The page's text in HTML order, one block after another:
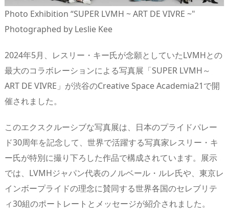
Photo Exhibition “SUPER LVMH ~ ART DE VIVRE ~"
Photographed by Leslie Kee
2024年5月、レスリー・キー氏が念願としていたLVMHとの
最大のコラボレーションによる写真展「SUPER LVMH～
ART DE VIVRE」が渋谷のCreative Space Academia21で開
催されました。
このエクスクルーシブな写真展は、日本のプライドパレー
ド30周年を記念して、世界で活躍する写真家レスリー・キ
ー氏が特別に撮り下ろした作品で構成されています。展示
では、LVMHジャパン代表のノルベール・ルレ氏や、東京レ
インボープライドの理念に賛同する世界各国のセレブリテ
ィ30組のポートレートとメッセージが紹介されました。